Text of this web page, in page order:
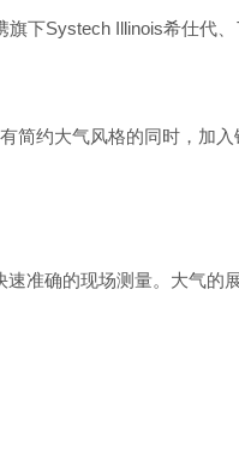
下Systech Illinois希仕代
约大气风格的同时，加
准确的现场测量。大气